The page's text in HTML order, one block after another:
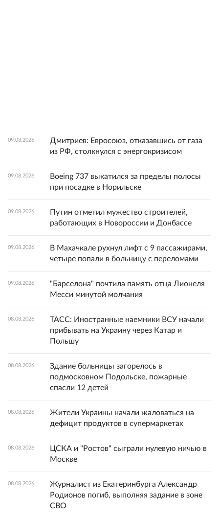
09.08.2026
Дмитриев: Евросоюз, отказавшись от газа
из РФ, столкнулся с энергокризисом
09.08.2026
Boeing 737 выкатился за пределы полосы
при посадке в Норильске
09.08.2026
Путин отметил мужество строителей,
работающих в Новороссии и Донбассе
09.08.2026
В Махачкале рухнул лифт с 9 пассажирами,
четыре попали в больницу с переломами
09.08.2026
"Барселона" почтила память отца Лионеля
Месси минутой молчания
08.08.2026
ТАСС: Иностранные наемники ВСУ начали
прибывать на Украину через Катар и
Польшу
08.08.2026
Здание больницы загорелось в
подмосковном Подольске, пожарные
спасли 12 детей
08.08.2026
Жители Украины начали жаловаться на
дефицит продуктов в супермаркетах
08.08.2026
ЦСКА и "Ростов" сыграли нулевую ничью в
Москве
08.08.2026
Журналист из Екатеринбурга Александр
Родионов погиб, выполняя задание в зоне
СВО